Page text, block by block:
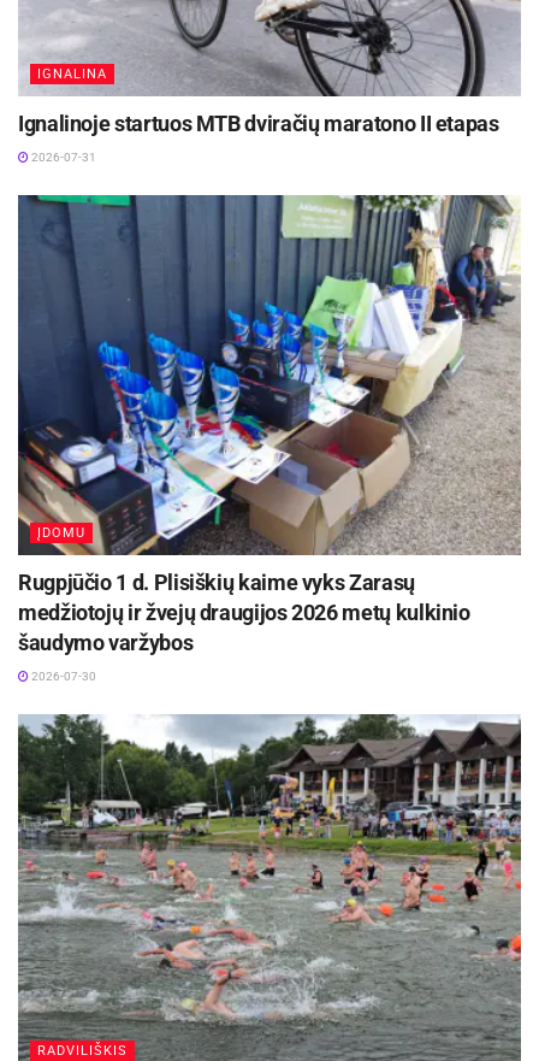
IGNALINA
Ignalinoje startuos MTB dviračių maratono II etapas
2026-07-31
ĮDOMU
Rugpjūčio 1 d. Plisiškių kaime vyks Zarasų
medžiotojų ir žvejų draugijos 2026 metų kulkinio
šaudymo varžybos
2026-07-30
RADVILIŠKIS